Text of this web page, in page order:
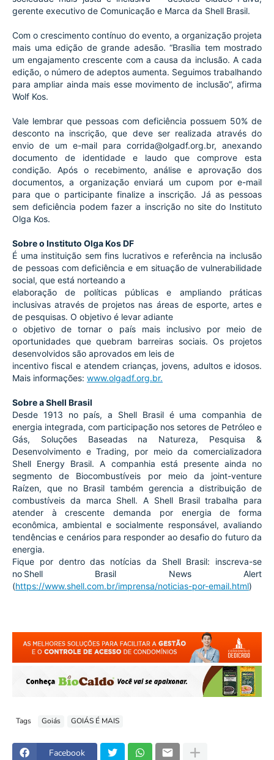
gerente executivo de Comunicação e Marca da Shell Brasil.
Com o crescimento contínuo do evento, a organização projeta
mais uma edição de grande adesão. “Brasília tem mostrado
um engajamento crescente com a causa da inclusão. A cada
edição, o número de adeptos aumenta. Seguimos trabalhando
para ampliar ainda mais esse movimento de inclusão”, afirma
Wolf Kos.
Vale lembrar que pessoas com deficiência possuem 50% de
desconto na inscrição, que deve ser realizada através do
envio de um e-mail para corrida@olgadf.org.br, anexando
documento de identidade e laudo que comprove esta
condição. Após o recebimento, análise e aprovação dos
documentos, a organização enviará um cupom por e-mail
para que o participante finalize a inscrição. Já as pessoas
sem deficiência podem fazer a inscrição no site do Instituto
Olga Kos.
Sobre o Instituto Olga Kos DF
É uma instituição sem fins lucrativos e referência na inclusão
de pessoas com deficiência e em situação de vulnerabilidade
social, que está norteando a
elaboração de políticas públicas e ampliando práticas
inclusivas através de projetos nas áreas de esporte, artes e
de pesquisas. O objetivo é levar adiante
o objetivo de tornar o país mais inclusivo por meio de
oportunidades que quebram barreiras sociais. Os projetos
desenvolvidos são aprovados em leis de
incentivo fiscal e atendem crianças, jovens, adultos e idosos.
Mais informações: www.olgadf.org.br.
Sobre a Shell Brasil
Desde 1913 no país, a Shell Brasil é uma companhia de
energia integrada, com participação nos setores de Petróleo e
Gás, Soluções Baseadas na Natureza, Pesquisa &
Desenvolvimento e Trading, por meio da comercializadora
Shell Energy Brasil. A companhia está presente ainda no
segmento de Biocombustíveis por meio da joint-venture
Raízen, que no Brasil também gerencia a distribuição de
combustíveis da marca Shell. A Shell Brasil trabalha para
atender à crescente demanda por energia de forma
econômica, ambiental e socialmente responsável, avaliando
tendências e cenários para responder ao desafio do futuro da
energia.
Fique por dentro das notícias da Shell Brasil: inscreva-se
no Shell Brasil News Alert
(https://www.shell.com.br/imprensa/noticias-por-email.html)
Tags Goiás GOIÁS É MAIS
Facebook